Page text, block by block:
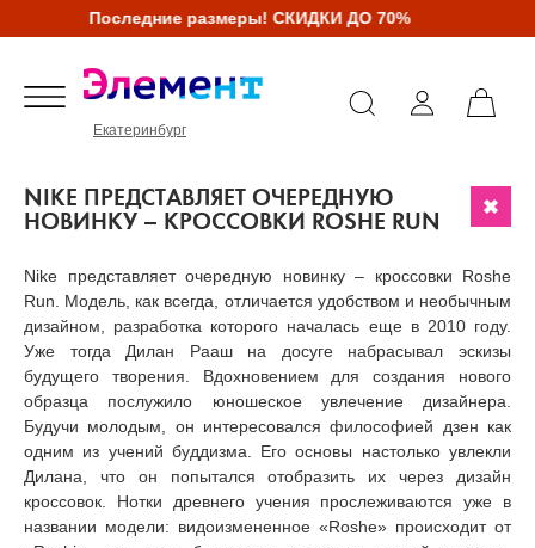
Последние размеры! СКИДКИ ДО 70%
Екатеринбург
NIKE ПРЕДСТАВЛЯЕТ ОЧЕРЕДНУЮ
НОВИНКУ – КРОССОВКИ ROSHE RUN
Nike представляет очередную новинку – кроссовки Roshe
Run. Модель, как всегда, отличается удобством и необычным
дизайном, разработка которого началась еще в 2010 году.
Уже тогда Дилан Рааш на досуге набрасывал эскизы
будущего творения. Вдохновением для создания нового
образца послужило юношеское увлечение дизайнера.
Будучи молодым, он интересовался философией дзен как
одним из учений буддизма. Его основы настолько увлекли
Дилана, что он попытался отобразить их через дизайн
кроссовок. Нотки древнего учения прослеживаются уже в
названии модели: видоизмененное «Roshe» происходит от